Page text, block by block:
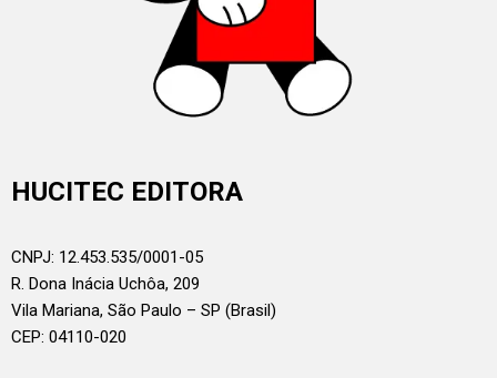
HUCITEC EDITORA
CNPJ: 12.453.535/0001-05
R. Dona Inácia Uchôa, 209
Vila Mariana, São Paulo – SP (Brasil)
CEP: 04110-020